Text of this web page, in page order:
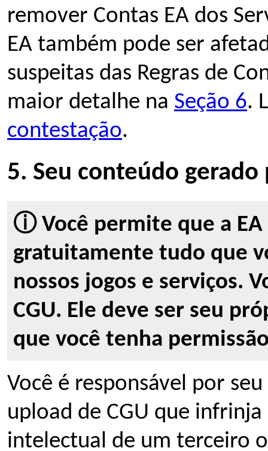
remover Contas EA dos
EA também pode ser
suspeitas das Regras de
maior detalhe na Seção 6.
contestação.
5. Seu conteúdo gerado
ⓘ Você permite que a EA
gratuitamente tudo que
nossos jogos e serviços.
CGU. Ele deve ser seu
que você tenha
Você é responsável por
upload de CGU que
intelectual de um terceiro